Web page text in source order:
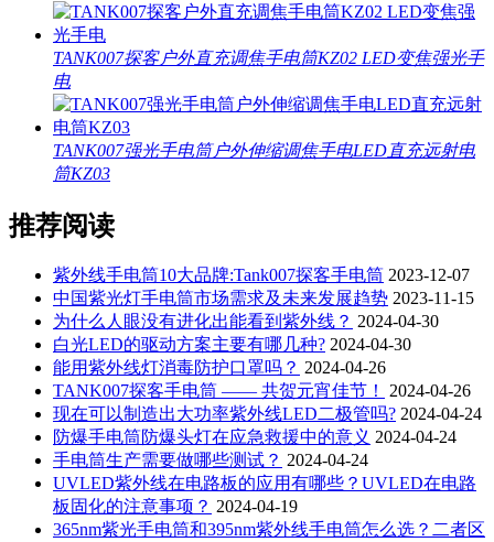
TANK007探客户外直充调焦手电筒KZ02 LED变焦强光手
电
TANK007强光手电筒户外伸缩调焦手电LED直充远射电
筒KZ03
推荐阅读
紫外线手电筒10大品牌:Tank007探客手电筒 2023-12-07
中国紫光灯手电筒市场需求及未来发展趋势 2023-11-15
为什么人眼没有进化出能看到紫外线？ 2024-04-30
白光LED的驱动方案主要有哪几种? 2024-04-30
能用紫外线灯消毒防护口罩吗？ 2024-04-26
TANK007探客手电筒 —— 共贺元宵佳节！
2024-04-26
现在可以制造出大功率紫外线LED二极管吗? 2024-04-24
防爆手电筒防爆头灯在应急救援中的意义 2024-04-24
手电筒生产需要做哪些测试？ 2024-04-24
UVLED紫外线在电路板的应用有哪些？UVLED在电路
板固化的注意事项？ 2024-04-19
365nm紫光手电筒和395nm紫外线手电筒怎么选？二者区